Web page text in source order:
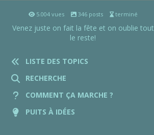
5.004 vues 346 posts terminé
Venez juste on fait la fête et on oublie tout
le reste!
LISTE DES TOPICS
RECHERCHE
COMMENT ÇA MARCHE ?
PUITS À IDÉES